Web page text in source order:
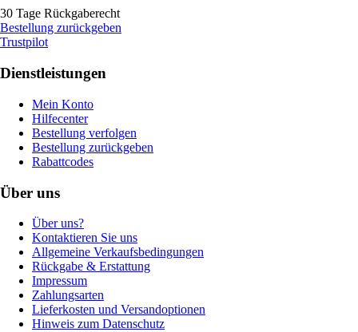
30 Tage Rückgaberecht
Bestellung zurückgeben
Trustpilot
Dienstleistungen
Mein Konto
Hilfecenter
Bestellung verfolgen
Bestellung zurückgeben
Rabattcodes
Über uns
Über uns?
Kontaktieren Sie uns
Allgemeine Verkaufsbedingungen
Rückgabe & Erstattung
Impressum
Zahlungsarten
Lieferkosten und Versandoptionen
Hinweis zum Datenschutz